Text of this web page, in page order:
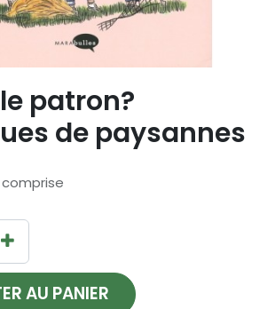
patron?
de paysannes
comprise
AU PANIER